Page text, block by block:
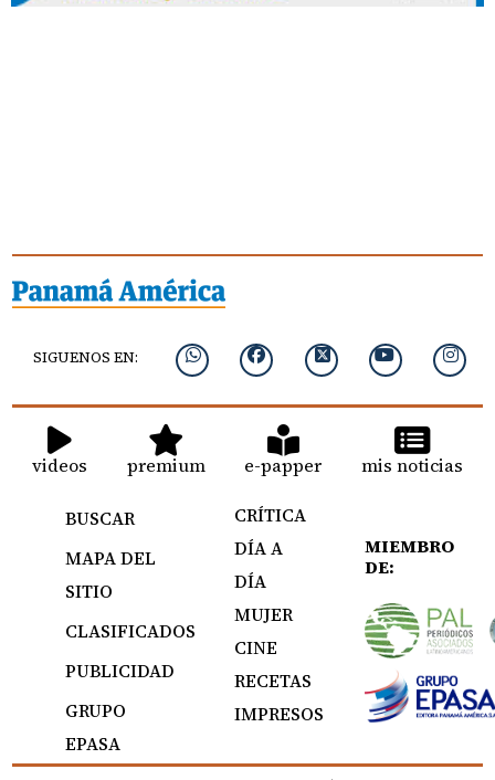
SIGUENOS EN:
videos premium e-papper mis noticias
BUSCAR
MAPA DEL
SITIO
CLASIFICADOS
PUBLICIDAD
GRUPO
EPASA
CRÍTICA
DÍA A
DÍA
MUJER
CINE
RECETAS
IMPRESOS
MIEMBRO
DE: